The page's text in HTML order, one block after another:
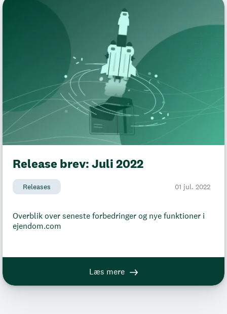
Release brev: Juli 2022
Releases 01 jul. 2022
Overblik over seneste forbedringer og nye funktioner i
ejendom.com
Læs mere